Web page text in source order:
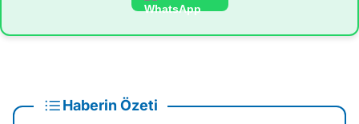
Haberin Özeti